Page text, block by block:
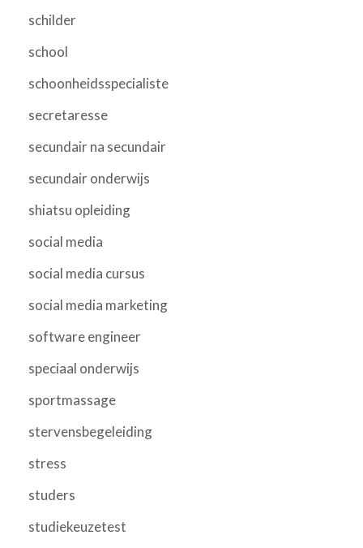
schilder
school
schoonheidsspecialiste
secretaresse
secundair na secundair
secundair onderwijs
shiatsu opleiding
social media
social media cursus
social media marketing
software engineer
speciaal onderwijs
sportmassage
stervensbegeleiding
stress
studers
studiekeuzetest